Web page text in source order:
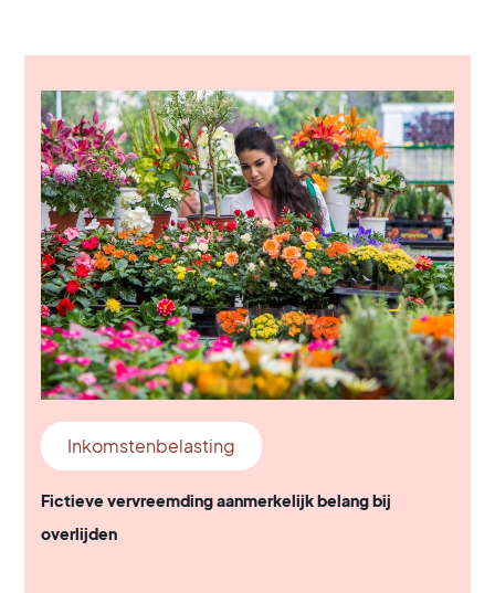
Inkomstenbelasting
Fictieve vervreemding aanmerkelijk belang bij
overlijden